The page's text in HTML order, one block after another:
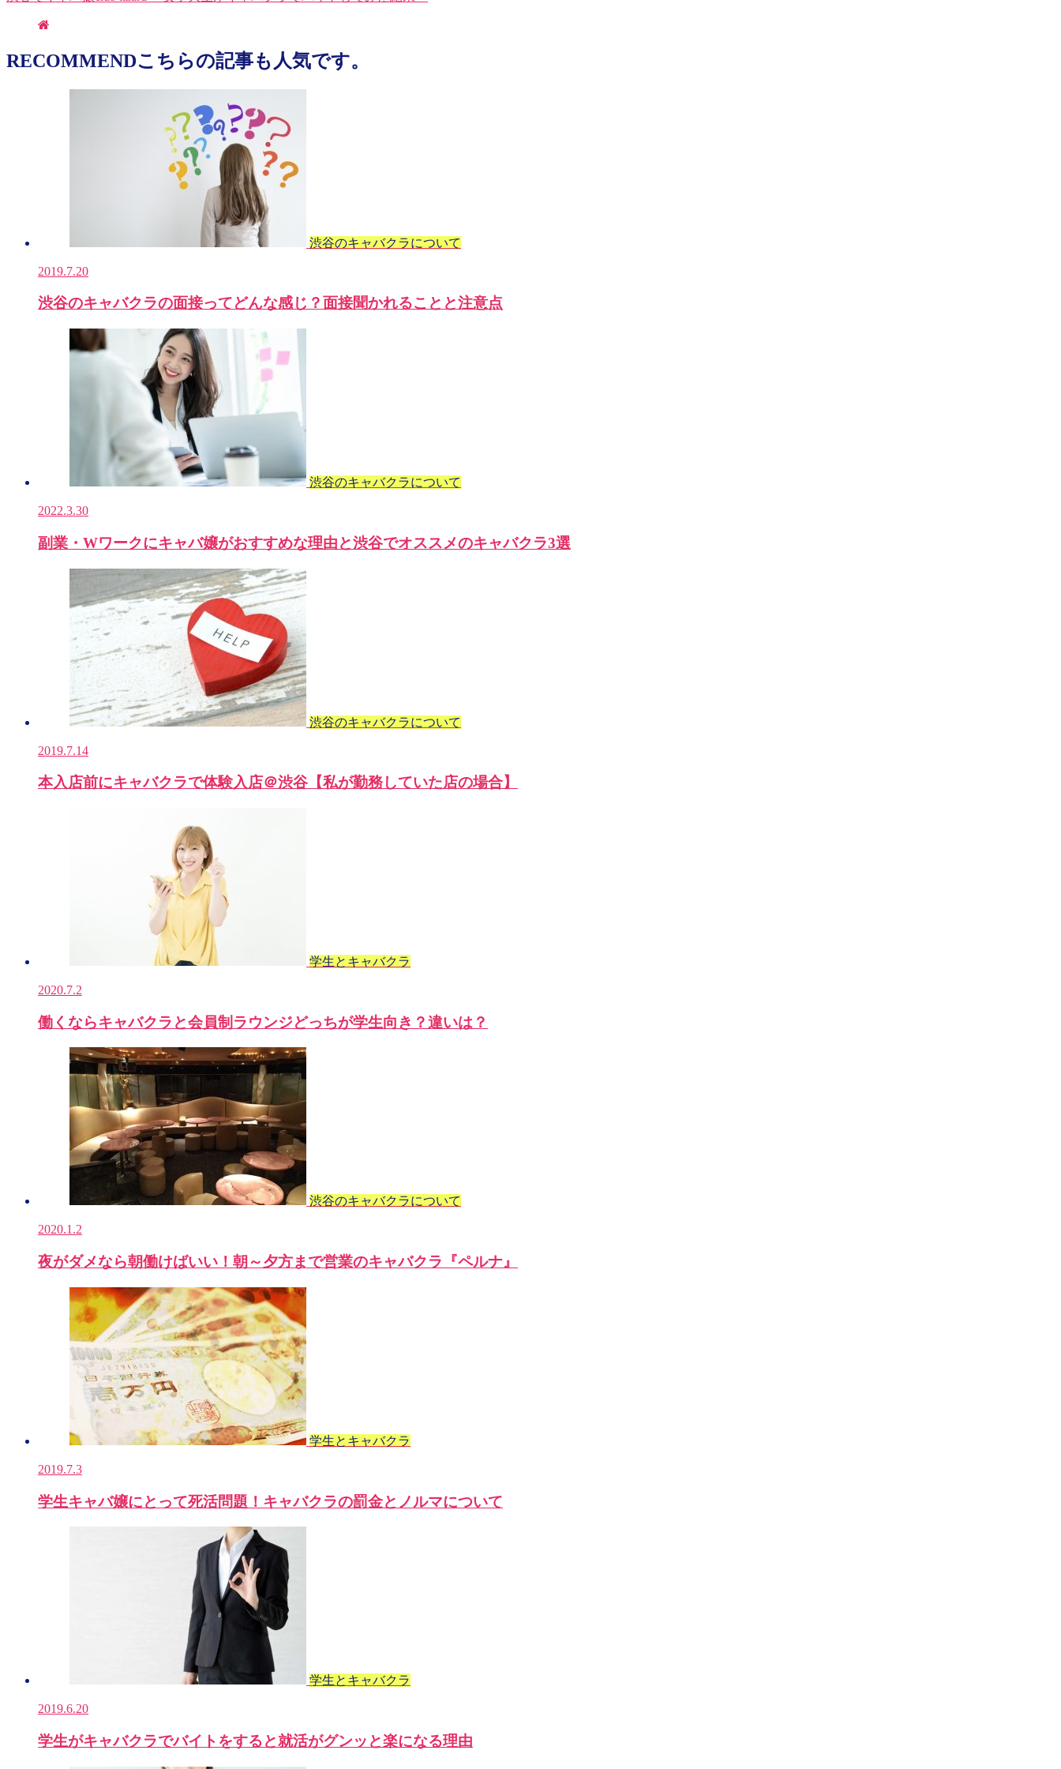
RECOMMENDこちらの記事も人気です。
渋谷のキャバクラについて
2019.7.20
渋谷のキャバクラの面接ってどんな感じ？面接聞かれることと注意点
渋谷のキャバクラについて
2022.3.30
副業・Wワークにキャバ嬢がおすすめな理由と渋谷でオススメのキャバクラ3選
渋谷のキャバクラについて
2019.7.14
本入店前にキャバクラで体験入店＠渋谷【私が勤務していた店の場合】
学生とキャバクラ
2020.7.2
働くならキャバクラと会員制ラウンジどっちが学生向き？違いは？
渋谷のキャバクラについて
2020.1.2
夜がダメなら朝働けばいい！朝～夕方まで営業のキャバクラ『ペルナ』
学生とキャバクラ
2019.7.3
学生キャバ嬢にとって死活問題！キャバクラの罰金とノルマについて
学生とキャバクラ
2019.6.20
学生がキャバクラでバイトをすると就活がグンッと楽になる理由